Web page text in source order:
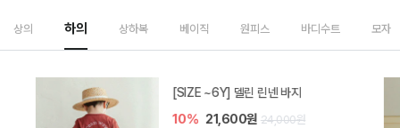
상의 하의 상하복 베이직 원피스 바디수트 모자
밀라 아기 셋업
40% 26,400원 44,000원